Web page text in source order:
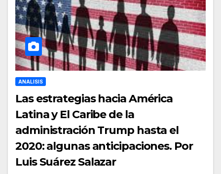
ANALISIS
Las estrategias hacia América
Latina y El Caribe de la
administración Trump hasta el
2020: algunas anticipaciones. Por
Luis Suárez Salazar